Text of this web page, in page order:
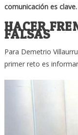
comunicación es clave.
HACER
FALSAS
Para Demetrio
primer reto es